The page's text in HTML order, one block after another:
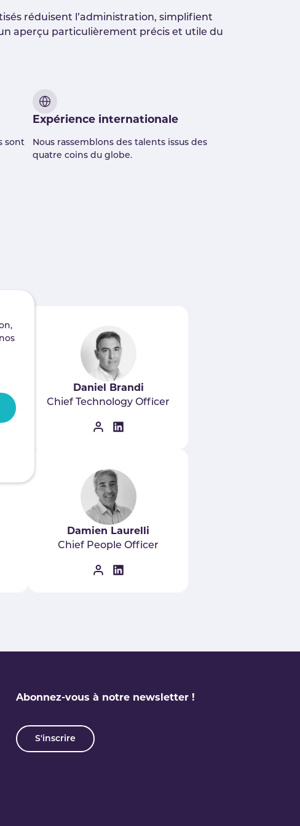
réduisent l’administration, simplifient
aperçu particulièrement précis et utile du
sont
Expérience internationale
Nous rassemblons des talents issus des
quatre coins du globe.
Daniel Brandi
Chief Technology Officer
Damien Laurelli
Chief People Officer
Abonnez-vous à notre newsletter !
S'inscrire